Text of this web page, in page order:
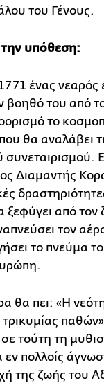
του Γένους.
την υπόθεση:
ένας νεαρός
βοηθό του από
το
θα αναλάβει
συνεταιρισµού.
∆ιαµαντής
ξεφύγει από τον
τον
το πνεύµα
θα πει: «Η
τούτη τη
εν πολλοίς
της ζωής του